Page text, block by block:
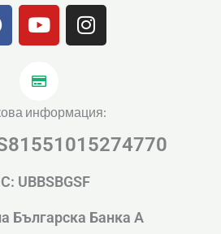
Y
o
t
u
b
e
I
n
g
r
a
m
информация:
UBBSBGSF
Българска Банка А